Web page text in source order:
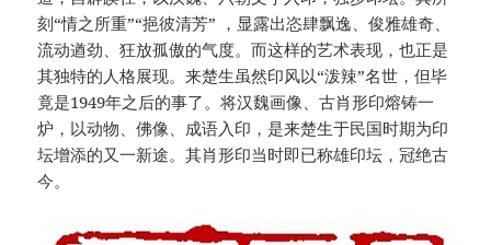
刻“情之所重”“挹彼清芳” ，显露出恣肆飘逸、俊雅雄奇、
流动遒劲、狂放孤傲的气度。而这样的艺术表现，也正是
其独特的人格展现。来楚生虽然印风以“泼辣”名世，但毕
竟是1949年之后的事了。将汉魏画像、古肖形印熔铸一
炉，以动物、佛像、成语入印，是来楚生于民国时期为印
坛增添的又一新途。其肖形印当时即已称雄印坛，冠绝古
今。